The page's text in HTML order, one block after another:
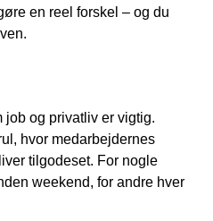
en reel forskel – og du
job og privatliv er vigtig.
hvor medarbejdernes
tilgodeset. For nogle
weekend, for andre hver